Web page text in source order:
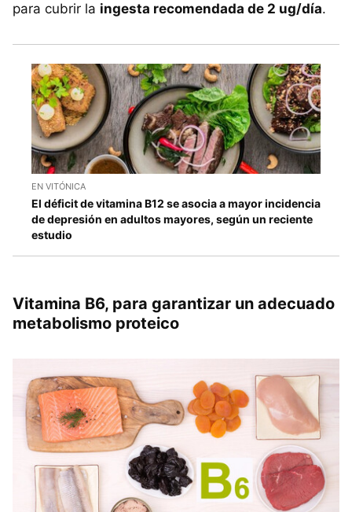
para cubrir la ingesta recomendada de 2 ug/día.
EN VITÓNICA
El déficit de vitamina B12 se asocia a mayor incidencia
de depresión en adultos mayores, según un reciente
estudio
Vitamina B6, para garantizar un adecuado
metabolismo proteico